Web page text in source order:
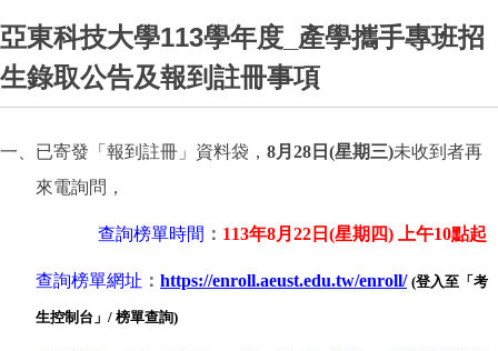
亞東科技大學113學年度_產學攜手專班招
生錄取公告及報到註冊事項
一、已寄發「報到註冊」資料袋， 8月28日 (星期三)未收到者再
來電詢問，
查詢榜單時間 ： 113年8月 22 日 (星期四) 上午10點起
查詢榜單網址 ： https://enroll.aeust.edu.tw/enroll/ (登入至「考
生控制台」 / 榜單查詢)